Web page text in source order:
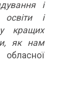
і
освіти і
кращих
як нам